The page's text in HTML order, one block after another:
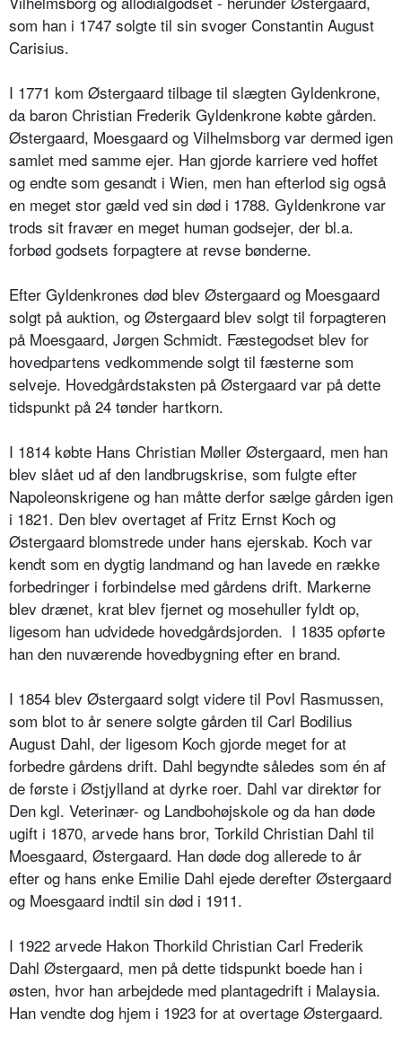
som han i 1747 solgte til sin svoger Constantin August
Carisius.
I 1771 kom Østergaard tilbage til slægten Gyldenkrone,
da baron Christian Frederik Gyldenkrone købte gården.
Østergaard, Moesgaard og Vilhelmsborg var dermed igen
samlet med samme ejer. Han gjorde karriere ved hoffet
og endte som gesandt i Wien, men han efterlod sig også
en meget stor gæld ved sin død i 1788. Gyldenkrone var
trods sit fravær en meget human godsejer, der bl.a.
forbød godsets forpagtere at revse bønderne.
Efter Gyldenkrones død blev Østergaard og Moesgaard
solgt på auktion, og Østergaard blev solgt til forpagteren
på Moesgaard, Jørgen Schmidt. Fæstegodset blev for
hovedpartens vedkommende solgt til fæsterne som
selveje. Hovedgårdstaksten på Østergaard var på dette
tidspunkt på 24 tønder hartkorn.
I 1814 købte Hans Christian Møller Østergaard, men han
blev slået ud af den landbrugskrise, som fulgte efter
Napoleonskrigene og han måtte derfor sælge gården igen
i 1821. Den blev overtaget af Fritz Ernst Koch og
Østergaard blomstrede under hans ejerskab. Koch var
kendt som en dygtig landmand og han lavede en række
forbedringer i forbindelse med gårdens drift. Markerne
blev drænet, krat blev fjernet og mosehuller fyldt op,
ligesom han udvidede hovedgårdsjorden. I 1835 opførte
han den nuværende hovedbygning efter en brand.
I 1854 blev Østergaard solgt videre til Povl Rasmussen,
som blot to år senere solgte gården til Carl Bodilius
August Dahl, der ligesom Koch gjorde meget for at
forbedre gårdens drift. Dahl begyndte således som én af
de første i Østjylland at dyrke roer. Dahl var direktør for
Den kgl. Veterinær- og Landbohøjskole og da han døde
ugift i 1870, arvede hans bror, Torkild Christian Dahl til
Moesgaard, Østergaard. Han døde dog allerede to år
efter og hans enke Emilie Dahl ejede derefter Østergaard
og Moesgaard indtil sin død i 1911.
I 1922 arvede Hakon Thorkild Christian Carl Frederik
Dahl Østergaard, men på dette tidspunkt boede han i
østen, hvor han arbejdede med plantagedrift i Malaysia.
Han vendte dog hjem i 1923 for at overtage Østergaard.